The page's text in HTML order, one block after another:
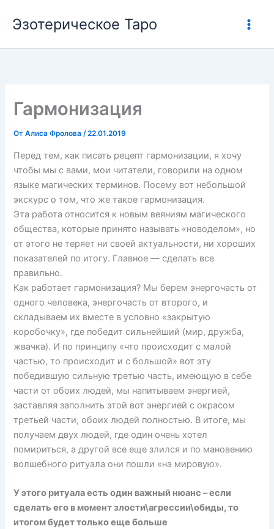
содержимому
Эзотерическое Таро
Гармонизация
ОтАлиса Фролова/22.01.2019
Перед тем, как писать рецепт гармонизации, я хочу
чтобы мы с вами, мои читатели, говорили на одном
языке магических терминов. Посему вот небольшой
экскурс о том, что же такое гармонизация.
Эта работа относится к новым веяниям магического
общества, которые принято называть «новоделом», но
от этого не теряет ни своей актуальности, ни хороших
показателей по итогу. Главное — сделать все
правильно.
Как работает гармонизация? Мы берем энергочасть от
одного человека, энергочасть от второго, и
складываем их вместе в условно «закрытую
коробочку», где победит сильнейший (мир, дружба,
жвачка). И по принципу «что происходит с малой
частью, то происходит и с большой» вот эту
победившую сильную третью часть, имеющую в себе
части от обоих людей, мы напитываем энергией,
заставляя заполнить этой вот энергией с окрасом
третьей части, обоих людей полностью. В итоге, мы
получаем двух людей, где один очень хотел
помириться, а другой все еще злился и по мановению
волшебного ритуала они пошли «на мировую».
У этого ритуала есть один важный нюанс – если
сделать его в момент злости\агрессии\обиды, то
итогом будет только еще больше